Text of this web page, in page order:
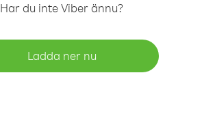
Har du inte Viber ännu?
Ladda ner nu